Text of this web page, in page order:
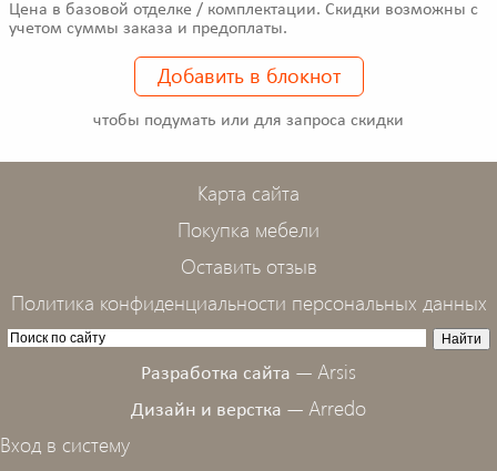
Цена в базовой отделке / комплектации. Скидки возможны с
учетом суммы заказа и предоплаты.
Добавить в блокнот
чтобы подумать или для запроса скидки
Карта сайта
Покупка мебели
Оставить отзыв
Политика конфиденциальности персональных данных
Разработка сайта — Arsis
Дизайн и верстка — Arredo
Вход в систему